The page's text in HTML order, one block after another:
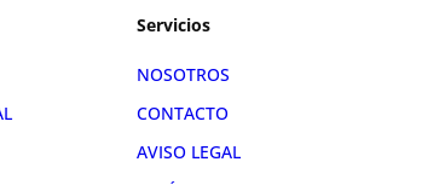
Servicios
NOSOTROS
CONTACTO
AVISO LEGAL